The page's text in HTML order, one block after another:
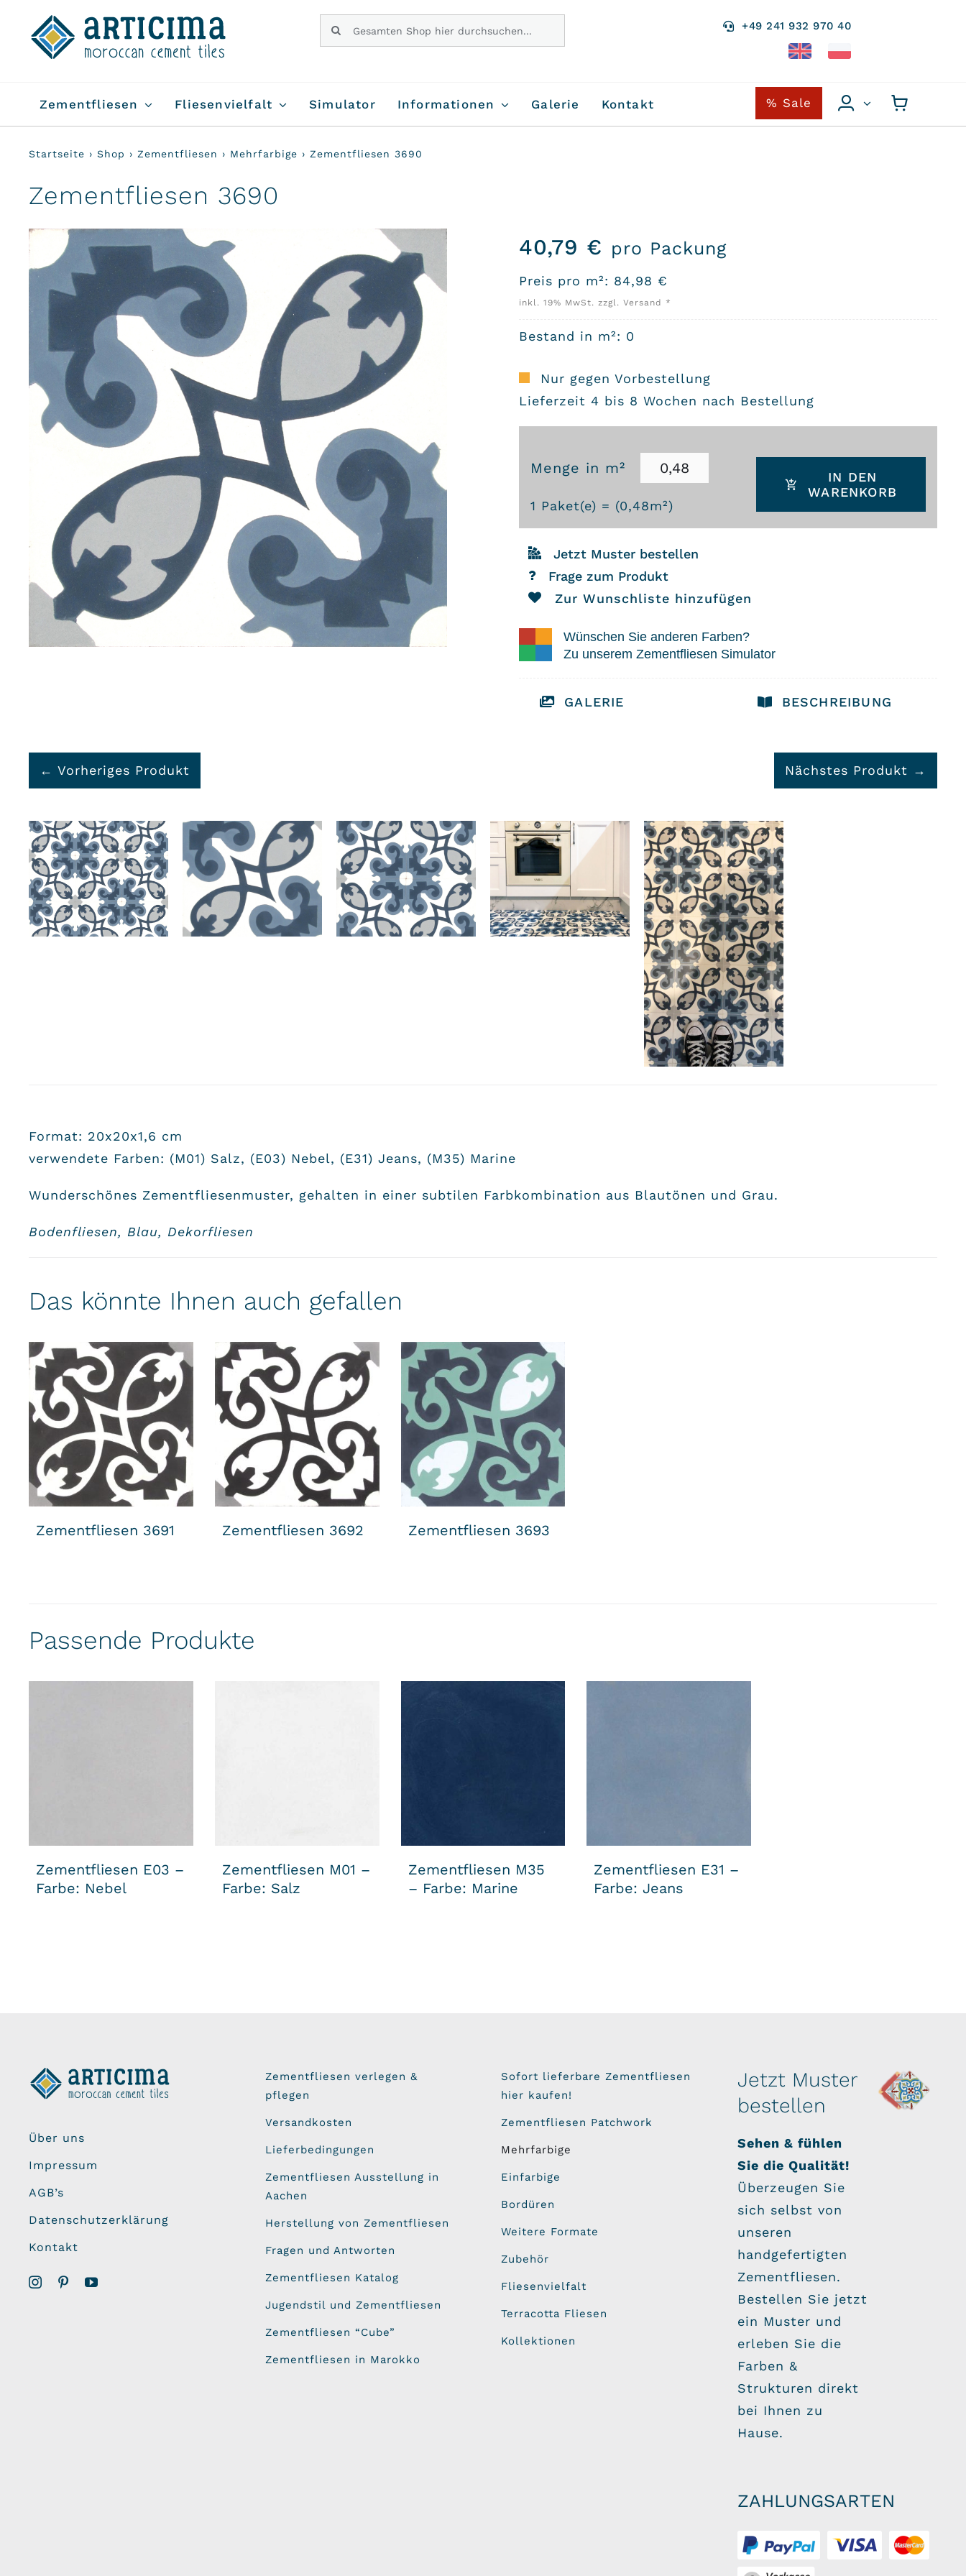
content
Suche
nach:
+49 241 932 970 40
Zementfliesen Fliesenvielfalt Simulator Informationen Galerie Kontakt % Sale
Startseite › Shop › Zementfliesen › Mehrfarbige › Zementfliesen 3690
Zementfliesen 3690
40,79 € pro Packung
Preis pro m²: 84,98 €
inkl. 19% MwSt. zzgl. Versand *
Bestand in m²: 0
Nur gegen Vorbestellung
Lieferzeit 4 bis 8 Wochen nach Bestellung
Menge in m²
1 Paket(e) = (0,48m²)
Menge
IN DEN
WARENKORB
Jetzt Muster bestellen
Frage zum Produkt
Zur Wunschliste hinzufügen
Wünschen Sie anderen Farben?
Zu unserem Zementfliesen Simulator
GALERIE BESCHREIBUNG
← Vorheriges Produkt Nächstes Produkt →
Format: 20x20x1,6 cm
verwendete Farben: (M01) Salz, (E03) Nebel, (E31) Jeans, (M35) Marine
Wunderschönes Zementfliesenmuster, gehalten in einer subtilen Farbkombination aus Blautönen und Grau.
Bodenfliesen, Blau, Dekorfliesen
Das könnte Ihnen auch gefallen
Zementfliesen 3691 Zementfliesen 3692 Zementfliesen 3693
Passende Produkte
Zementfliesen E03 –
Farbe: Nebel
Zementfliesen M01 –
Farbe: Salz
Zementfliesen M35
– Farbe: Marine
Zementfliesen E31 –
Farbe: Jeans
Über uns
Impressum
AGB’s
Datenschutzerklärung
Kontakt
Zementfliesen verlegen &
pflegen
Versandkosten
Lieferbedingungen
Zementfliesen Ausstellung in
Aachen
Herstellung von Zementfliesen
Fragen und Antworten
Zementfliesen Katalog
Jugendstil und Zementfliesen
Zementfliesen “Cube”
Zementfliesen in Marokko
Sofort lieferbare Zementfliesen
hier kaufen!
Zementfliesen Patchwork
Mehrfarbige
Einfarbige
Bordüren
Weitere Formate
Zubehör
Fliesenvielfalt
Terracotta Fliesen
Kollektionen
Jetzt Muster
bestellen
Sehen & fühlen
Sie die Qualität!
Überzeugen Sie
sich selbst von
unseren
handgefertigten
Zementfliesen.
Bestellen Sie jetzt
ein Muster und
erleben Sie die
Farben &
Strukturen direkt
bei Ihnen zu
Hause.
ZAHLUNGSARTEN